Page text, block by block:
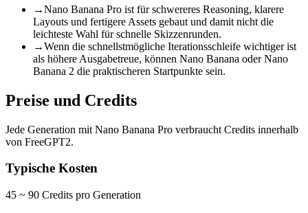
→Nano Banana Pro ist für schwereres Reasoning, klarere
Layouts und fertigere Assets gebaut und damit nicht die
leichteste Wahl für schnelle Skizzenrunden.
→Wenn die schnellstmögliche Iterationsschleife wichtiger ist
als höhere Ausgabetreue, können Nano Banana oder Nano
Banana 2 die praktischeren Startpunkte sein.
Preise und Credits
Jede Generation mit Nano Banana Pro verbraucht Credits innerhalb
von FreeGPT2.
Typische Kosten
45 ~ 90 Credits pro Generation